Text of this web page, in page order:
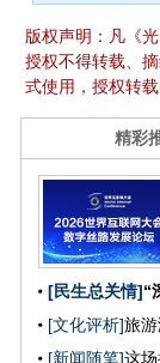
版权声明：凡《
授权不得转载、
式使用，授权转